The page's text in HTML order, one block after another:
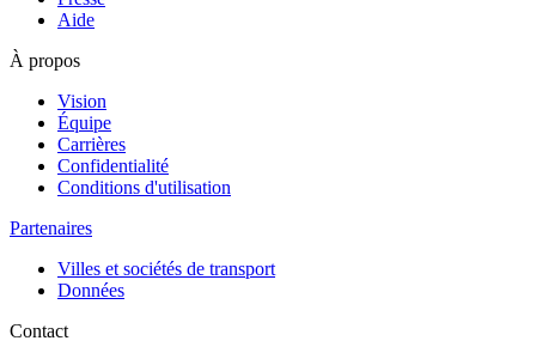
Aide
À propos
Vision
Équipe
Carrières
Confidentialité
Conditions d'utilisation
Partenaires
Villes et sociétés de transport
Données
Contact